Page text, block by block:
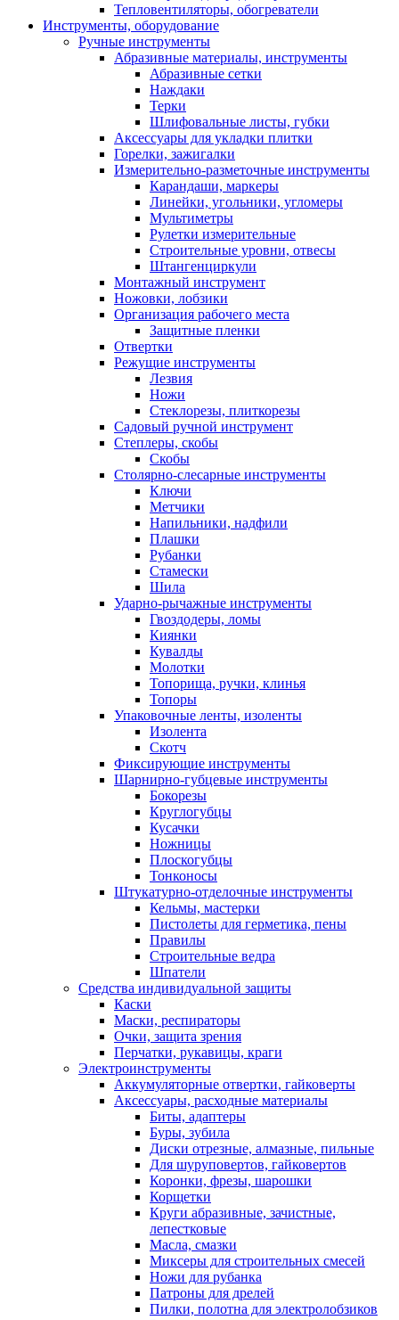
Тепловентиляторы, обогреватели
Инструменты, оборудование
Ручные инструменты
Абразивные материалы, инструменты
Абразивные сетки
Наждаки
Терки
Шлифовальные листы, губки
Аксессуары для укладки плитки
Горелки, зажигалки
Измерительно-разметочные инструменты
Карандаши, маркеры
Линейки, угольники, угломеры
Мультиметры
Рулетки измерительные
Строительные уровни, отвесы
Штангенциркули
Монтажный инструмент
Ножовки, лобзики
Организация рабочего места
Защитные пленки
Отвертки
Режущие инструменты
Лезвия
Ножи
Стеклорезы, плиткорезы
Садовый ручной инструмент
Степлеры, скобы
Скобы
Столярно-слесарные инструменты
Ключи
Метчики
Напильники, надфили
Плашки
Рубанки
Стамески
Шила
Ударно-рычажные инструменты
Гвоздодеры, ломы
Киянки
Кувалды
Молотки
Топорища, ручки, клинья
Топоры
Упаковочные ленты, изоленты
Изолента
Скотч
Фиксирующие инструменты
Шарнирно-губцевые инструменты
Бокорезы
Круглогубцы
Кусачки
Ножницы
Плоскогубцы
Тонконосы
Штукатурно-отделочные инструменты
Кельмы, мастерки
Пистолеты для герметика, пены
Правилы
Строительные ведра
Шпатели
Средства индивидуальной защиты
Каски
Маски, респираторы
Очки, защита зрения
Перчатки, рукавицы, краги
Электроинструменты
Аккумуляторные отвертки, гайковерты
Аксессуары, расходные материалы
Биты, адаптеры
Буры, зубила
Диски отрезные, алмазные, пильные
Для шуруповертов, гайковертов
Коронки, фрезы, шарошки
Корщетки
Круги абразивные, зачистные,
лепестковые
Масла, смазки
Миксеры для строительных смесей
Ножи для рубанка
Патроны для дрелей
Пилки, полотна для электролобзиков